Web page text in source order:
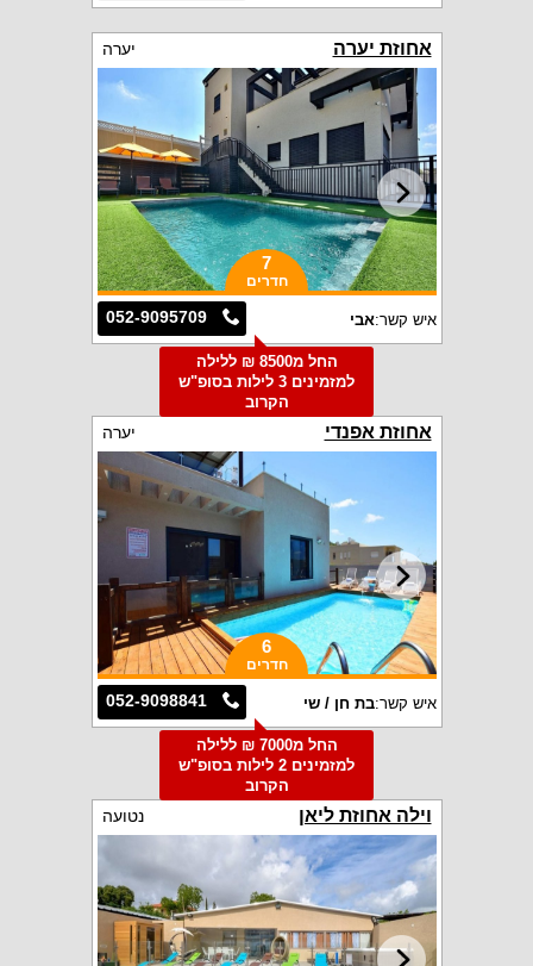
אחוזת יערה יערה
7
חדרים
052-9095709 איש קשר:אבי
החל מ8500 ₪ ללילה
למזמינים 3 לילות בסופ"ש
הקרוב
אחוזת אפנדי יערה
6
חדרים
052-9098841 איש קשר:בת חן / שי
החל מ7000 ₪ ללילה
למזמינים 2 לילות בסופ"ש
הקרוב
וילה אחוזת ליאן נטועה